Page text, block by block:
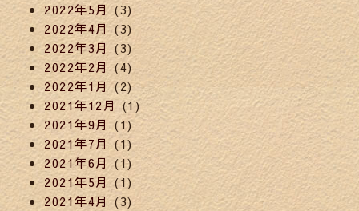
2022年5月(3)
2022年4月(3)
2022年3月 (3)
2022年2月(4)
2022年1月(2)
2021年12月(1)
2021年9月 (1)
2021年7月 (1)
2021年6月(1)
2021年5月(1)
2021年4月(3)